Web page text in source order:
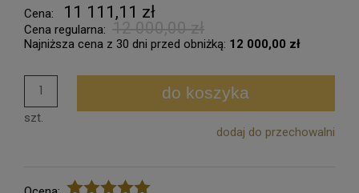
Cena: 11 111,11 zł
Cena regularna: 12 000,00 zł
Najniższa cena z 30 dni przed obniżką: 12 000,00 zł
szt.
do koszyka
dodaj do przechowalni